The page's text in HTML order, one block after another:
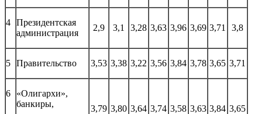
4 Президентская
администрация
2,9 3,1 3,28 3,63 3,96 3,69 3,71 3,8
5 Правительство 3,53 3,38 3,22 3,56 3,84 3,78 3,65 3,71
6
«Олигархи»,
банкиры,
3,79 3,80 3,64 3,74 3,58 3,63 3,84 3,65